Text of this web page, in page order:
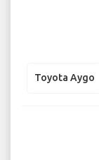
Toyota Aygo